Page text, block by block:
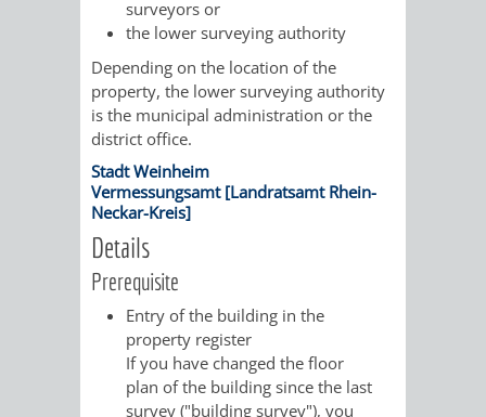
AUFGABEN
DER
UNTEREN
DENKMALSCHUTZBEHÖRDE
STEUERVORTEILE
SATZUNGEN
BEREICH
DES
OFFENEN
STÄDTISCHER
BAUPLÄTZE
STÄDTISCHER
LIEGENSCHAFTEN
ABWASSERBESEITIGUNG
BÜRGERMEISTER
ÄMTER
DENKMALSCHUTZ
surveyors or
the lower surveying authority
Depending on the location of the
property, the lower surveying authority
is the municipal administration or the
district office.
Stadt Weinheim
Vermessungsamt [Landratsamt Rhein-
Neckar-Kreis]
Details
Prerequisite
Entry of the building in the
property register
If you have changed the floor
plan of the building since the last
survey ("building survey"), you